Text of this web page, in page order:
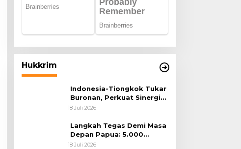
Hukkrim
Indonesia-Tiongkok Tukar
Buronan, Perkuat Sinergi
Penegakan Hukum Lintas
18 Juli 2026
Langkah Tegas Demi Masa
Depan Papua: 5.000
Batang Ganja Berhasil
18 Juli 2026